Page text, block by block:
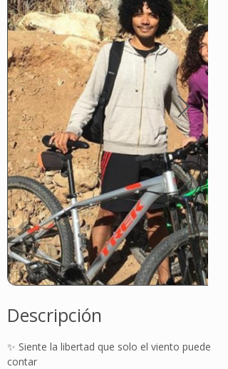
Descripción
✨ Siente la libertad que solo el viento puede
contar